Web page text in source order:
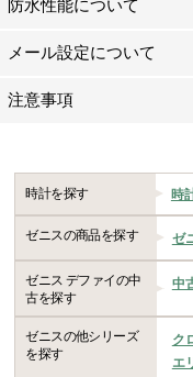
防水性能について
メール設定について
注意事項
時計を探す 時
ゼニスの商品を探す ゼ
ゼニス デファイの中
古を探す
中
ゼニスの他シリーズ
を探す
ク
エ